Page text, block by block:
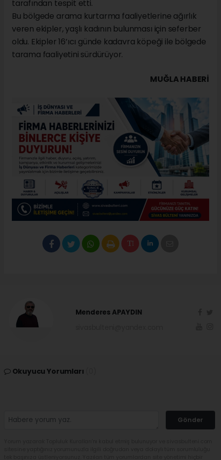
tarafından tespit etti.
Bu bölgede arama kurtarma faaliyetlerine ağırlık
veren ekipler, yaşlı kadının bulunması için seferber
oldu. Ekipler 16’ıcı günde kadavra köpeği ile bölgede
tarama faaliyetini sürdürüyor.
MUĞLA HABERİ
Menderes APAYDIN
Okuyucu Yorumları
Gönder